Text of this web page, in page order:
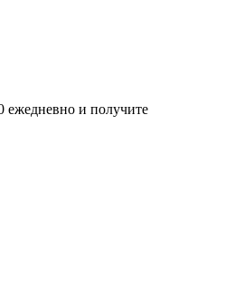
ежедневно и получите